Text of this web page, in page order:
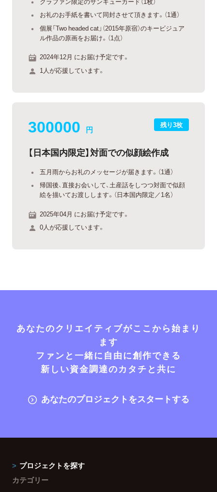
お礼のお手紙を書いて同封させて頂きます。（1通）
個展「Two headed cat」（2015年原宿）のキービジュア
ル作品の原画をお届け。（1点）
2024年12月 にお届け予定です。
1人が応援しています。
残り3枚
300000 円
【日本国内限定】対面での似顔絵作成
五月雨からお礼のメッセージが届きます。（1通）
帰国後、直接お会いして、土産話をしつつ対面で似顔
絵を描いてお渡しします。（日本国内限定／1名）
2025年04月 にお届け予定です。
0人が応援しています。
あなたのクリエイティブがここから始まり
ます
ファンと一緒に自由に創作できる
新しい資金調達のカタチと共に
あなたのプロジェクトをスタートする
プロジェクトを探す
カテゴリー